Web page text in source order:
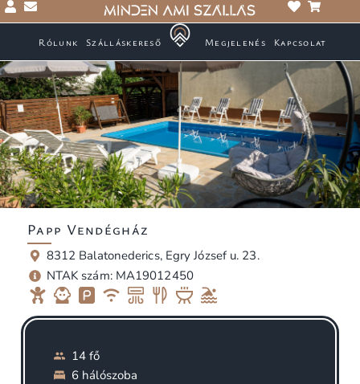
Rólunk Szálláskereső Megjelenés Kapcsolat
Papp Vendégház
8312 Balatonederics, Egry József u. 23.
NTAK szám: MA19012450
14 fő
6 hálószoba